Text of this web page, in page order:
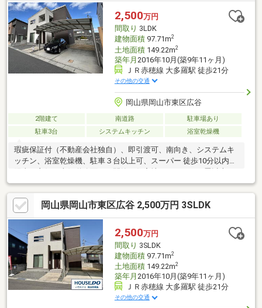
〇お問い合わせ〇見学希望、詳細気になる方は下記まで♪ばんな不
動産 086-201-3488
2,500万円
間取り 3LDK
建物面積97.71m2
土地面積149.22m2
築年月 2016年10月(築9年11ヶ月)
ＪＲ赤穂線 大多羅駅 徒歩21分
その他の交通
岡山県岡山市東区広谷
2階建て 南道路
駐車場あり
駐車3台
システムキッチン 浴室乾燥機
瑕疵保証付（不動産会社独自）、即引渡可、南向き、システムキ
ッチン、浴室乾燥機、駐車３台以上可、スーパー 徒歩10分以内、
前道６ｍ以上、対面式キッチン、トイレ２ヶ所、浴室１坪以上、
２階建、南面バルコニー、複層ガラス、温水洗浄便座、ＴＶモニ
タ付インターホン、ウォークインクローゼット、小学校 徒歩10分
以内、平坦地
岡山県岡山市東区広谷 2,500万円 3SLDK
2,500万円
間取り 3SLDK
建物面積97.71m2
土地面積149.22m2
築年月 2016年10月(築9年11ヶ月)
ＪＲ赤穂線 大多羅駅 徒歩21分
その他の交通